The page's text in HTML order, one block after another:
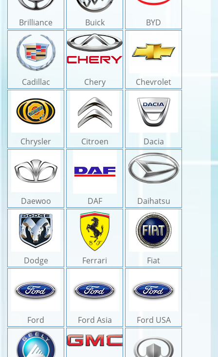
Brilliance Buick BYD
Cadillac Chery Chevrolet
Chrysler Citroen Dacia
Daewoo DAF Daihatsu
Dodge Ferrari Fiat
Ford Ford Asia Ford USA